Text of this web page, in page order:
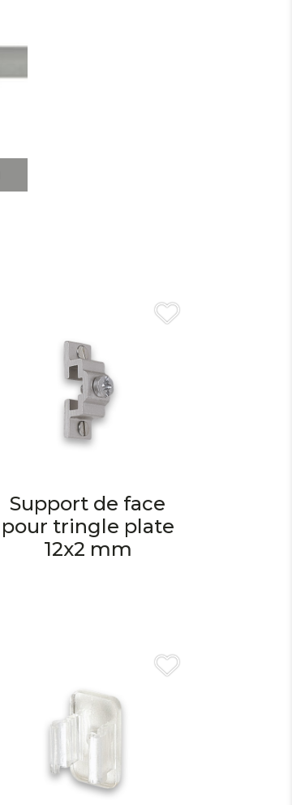
Support de face
pour tringle plate
12x2 mm